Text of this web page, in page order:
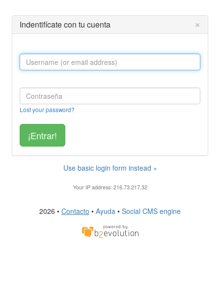
Indentifícate con tu cuenta ×
Lost your password?
Use basic login form instead »
Your IP address: 216.73.217.32
2026 • Contacto • Ayuda • Social CMS engine